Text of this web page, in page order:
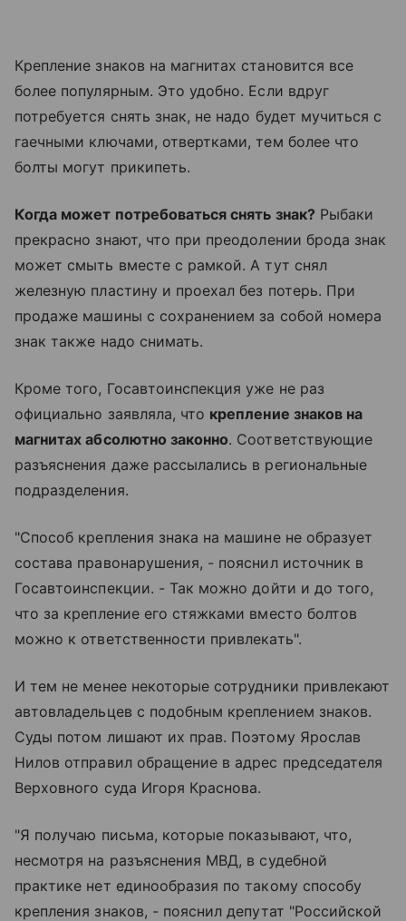
Крепление знаков на магнитах становится все
более популярным. Это удобно. Если вдруг
потребуется снять знак, не надо будет мучиться с
гаечными ключами, отвертками, тем более что
болты могут прикипеть.
Когда может потребоваться снять знак?Рыбаки
прекрасно знают, что при преодолении брода знак
может смыть вместе с рамкой. А тут снял
железную пластину и проехал без потерь. При
продаже машины с сохранением за собой номера
знак также надо снимать.
Кроме того, Госавтоинспекция уже не раз
официально заявляла, что крепление знаков на
магнитах абсолютно законно. Соответствующие
разъяснения даже рассылались в региональные
подразделения.
"Способ крепления знака на машине не образует
состава правонарушения, - пояснил источник в
Госавтоинспекции. - Так можно дойти и до того,
что за крепление его стяжками вместо болтов
можно к ответственности привлекать".
И тем не менее некоторые сотрудники привлекают
автовладельцев с подобным креплением знаков.
Суды потом лишают их прав. Поэтому Ярослав
Нилов отправил обращение в адрес председателя
Верховного суда Игоря Краснова.
"Я получаю письма, которые показывают, что,
несмотря на разъяснения МВД, в судебной
практике нет единообразия по такому способу
крепления знаков, - пояснил депутат "Российской